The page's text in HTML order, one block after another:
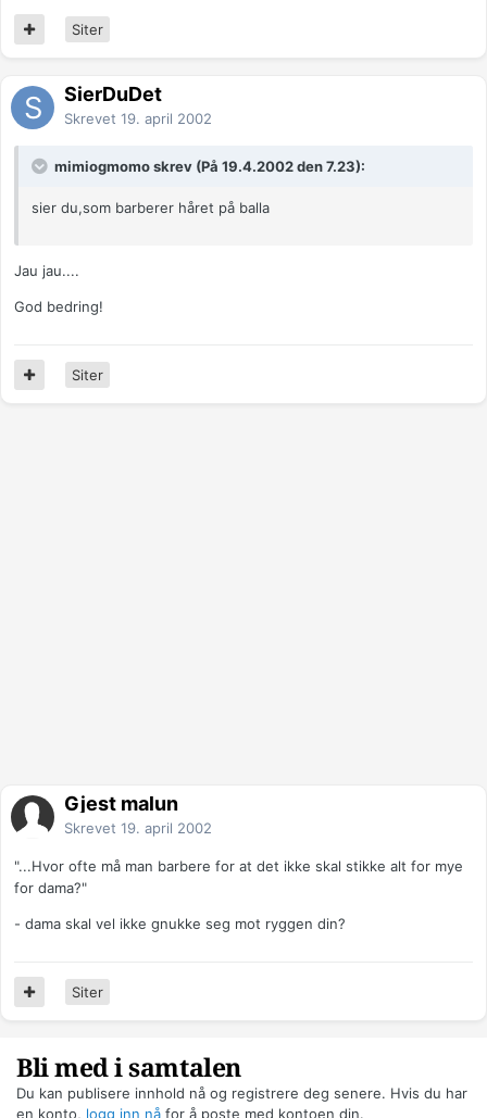
Siter
SierDuDet
Skrevet 19. april 2002
mimiogmomo skrev (På 19.4.2002 den 7.23):
sier du,som barberer håret på balla
Jau jau....
God bedring!
Siter
Gjest malun
Skrevet 19. april 2002
"...Hvor ofte må man barbere for at det ikke skal stikke alt for mye
for dama?"
- dama skal vel ikke gnukke seg mot ryggen din?
Siter
Bli med i samtalen
Du kan publisere innhold nå og registrere deg senere. Hvis du har
en konto, logg inn nå for å poste med kontoen din.